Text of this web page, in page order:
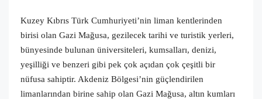
Kuzey Kıbrıs Türk Cumhuriyeti’nin liman kentlerinden
birisi olan Gazi Mağusa, gezilecek tarihi ve turistik yerleri,
bünyesinde bulunan üniversiteleri, kumsalları, denizi,
yeşilliği ve benzeri gibi pek çok açıdan çok çeşitli bir
nüfusa sahiptir. Akdeniz Bölgesi’nin güçlendirilen
limanlarından birine sahip olan Gazi Mağusa, altın kumları